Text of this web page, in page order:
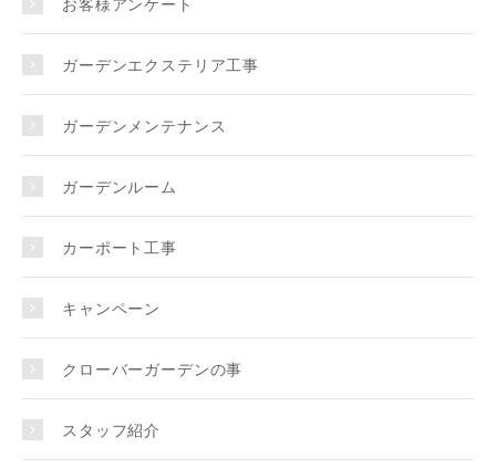
ガーデンエクステリア工事
ガーデンメンテナンス
ガーデンルーム
カーポート工事
キャンペーン
クローバーガーデンの事
スタッフ紹介